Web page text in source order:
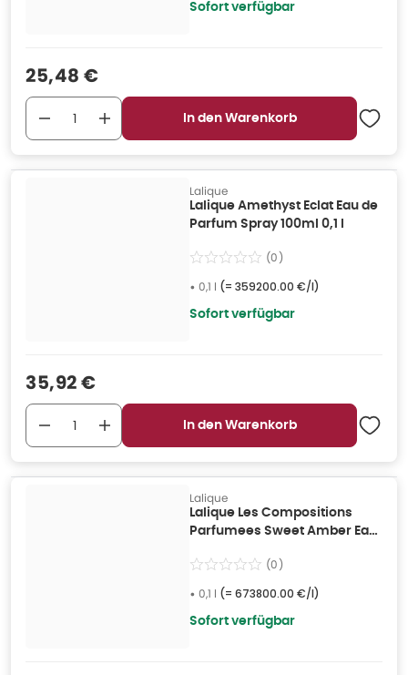
Sofort verfügbar
Verkaufspreis
25,48 €
In den Warenkorb
Lalique
Lalique Amethyst Eclat Eau de
Parfum Spray 100ml 0,1 l
(0)
• 0,1 l (= 359200.00 €/l)
Sofort verfügbar
Verkaufspreis
35,92 €
In den Warenkorb
Lalique
Lalique Les Compositions
Parfumees Sweet Amber Eau
(0)
• 0,1 l (= 673800.00 €/l)
Sofort verfügbar